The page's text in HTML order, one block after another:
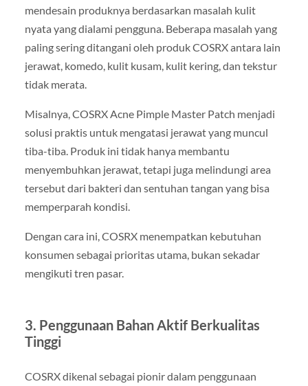
mendesain produknya berdasarkan masalah kulit
nyata yang dialami pengguna. Beberapa masalah yang
paling sering ditangani oleh produk COSRX antara lain
jerawat, komedo, kulit kusam, kulit kering, dan tekstur
tidak merata.
Misalnya, COSRX Acne Pimple Master Patch menjadi
solusi praktis untuk mengatasi jerawat yang muncul
tiba-tiba. Produk ini tidak hanya membantu
menyembuhkan jerawat, tetapi juga melindungi area
tersebut dari bakteri dan sentuhan tangan yang bisa
memperparah kondisi.
Dengan cara ini, COSRX menempatkan kebutuhan
konsumen sebagai prioritas utama, bukan sekadar
mengikuti tren pasar.
3. Penggunaan Bahan Aktif Berkualitas
Tinggi
COSRX dikenal sebagai pionir dalam penggunaan